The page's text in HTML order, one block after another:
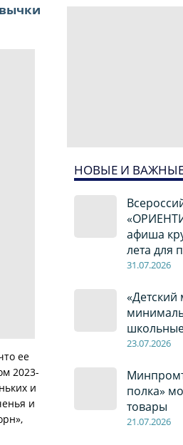
НОВЫЕ И
афиша
лета для
31.07.2026
«Детский
23.07.2026
полка»
товары
21.07.2026
ее
2023-
и
и